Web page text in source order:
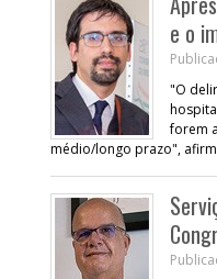
e o
"O
forem
médio/longo prazo",